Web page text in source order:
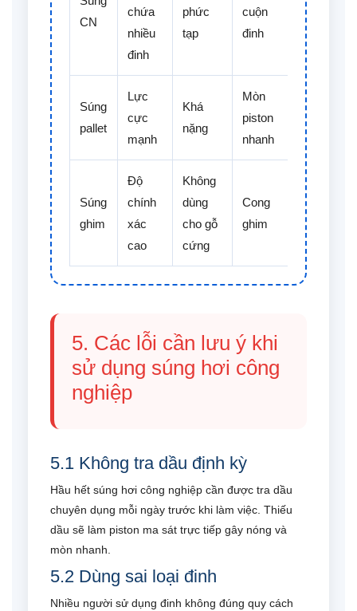
CN
chứa
nhiều
đinh
phức
tạp
cuộn
đinh
Súng
pallet
Lực
cực
mạnh
Khá
nặng
Mòn
piston
nhanh
Súng
ghim
Độ
chính
xác
cao
Không
dùng
cho gỗ
cứng
Cong
ghim
5. Các lỗi cần lưu ý khi
sử dụng súng hơi công
nghiệp
5.1 Không tra dầu định kỳ
Hầu hết súng hơi công nghiệp cần được tra dầu
chuyên dụng mỗi ngày trước khi làm việc. Thiếu
dầu sẽ làm piston ma sát trực tiếp gây nóng và
mòn nhanh.
5.2 Dùng sai loại đinh
Nhiều người sử dụng đinh không đúng quy cách